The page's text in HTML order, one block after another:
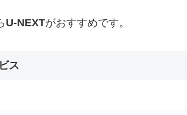
U-NEXTがおすすめです。
ス